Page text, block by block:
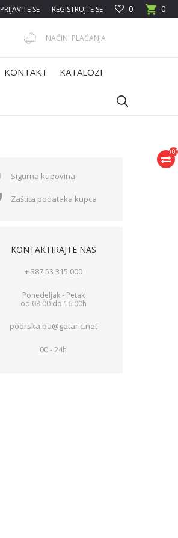
0
0
PRIJAVITE SE REGISTRUJTE SE
NAČINI PLAĆANJA
KONTAKT KATALOZI
(0)
Sigurna kupovina
Zaštita podataka kupca
KONTAKTIRAJTE NAS
+ 387 53 315 000
Ponedeljak - Petak
od 08:00 do 16:00h
podrska.ba@gataric.net
00 - 24h